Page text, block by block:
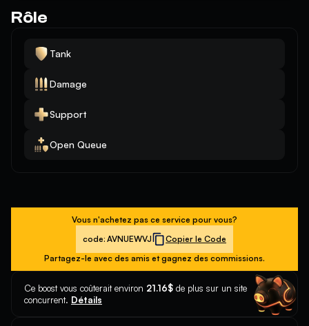
Rôle
Tank
Damage
Support
Open Queue
Vous n'achetez pas ce service pour vous?
code: AVNUEWVJ
Copier le Code
Partagez-le avec des amis et gagnez des commissions.
Ce boost vous coûterait environ 21.16$ de plus sur un site
concurrent. Détails